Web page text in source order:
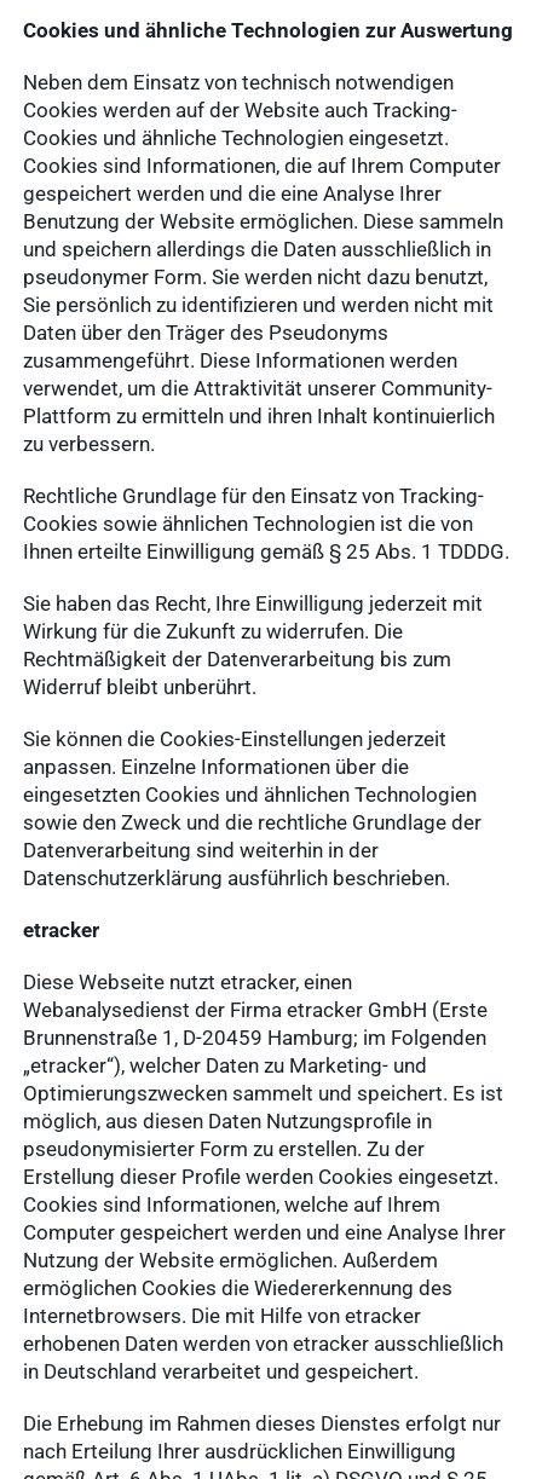
Cookies und ähnliche Technologien zur Auswertung
Neben dem Einsatz von technisch notwendigen
Cookies werden auf der Website auch Tracking-
Cookies und ähnliche Technologien eingesetzt.
Cookies sind Informationen, die auf Ihrem Computer
gespeichert werden und die eine Analyse Ihrer
Benutzung der Website ermöglichen. Diese sammeln
und speichern allerdings die Daten ausschließlich in
pseudonymer Form. Sie werden nicht dazu benutzt,
Sie persönlich zu identifizieren und werden nicht mit
Daten über den Träger des Pseudonyms
zusammengeführt. Diese Informationen werden
verwendet, um die Attraktivität unserer Community-
Plattform zu ermitteln und ihren Inhalt kontinuierlich
zu verbessern.
Rechtliche Grundlage für den Einsatz von Tracking-
Cookies sowie ähnlichen Technologien ist die von
Ihnen erteilte Einwilligung gemäß § 25 Abs. 1 TDDDG.
Sie haben das Recht, Ihre Einwilligung jederzeit mit
Wirkung für die Zukunft zu widerrufen. Die
Rechtmäßigkeit der Datenverarbeitung bis zum
Widerruf bleibt unberührt.
Sie können die Cookies-Einstellungen jederzeit
anpassen. Einzelne Informationen über die
eingesetzten Cookies und ähnlichen Technologien
sowie den Zweck und die rechtliche Grundlage der
Datenverarbeitung sind weiterhin in der
Datenschutzerklärung ausführlich beschrieben.
etracker
Diese Webseite nutzt etracker, einen
Webanalysedienst der Firma etracker GmbH (Erste
Brunnenstraße 1, D-20459 Hamburg; im Folgenden
„etracker“), welcher Daten zu Marketing- und
Optimierungszwecken sammelt und speichert. Es ist
möglich, aus diesen Daten Nutzungsprofile in
pseudonymisierter Form zu erstellen. Zu der
Erstellung dieser Profile werden Cookies eingesetzt.
Cookies sind Informationen, welche auf Ihrem
Computer gespeichert werden und eine Analyse Ihrer
Nutzung der Website ermöglichen. Außerdem
ermöglichen Cookies die Wiedererkennung des
Internetbrowsers. Die mit Hilfe von etracker
erhobenen Daten werden von etracker ausschließlich
in Deutschland verarbeitet und gespeichert.
Die Erhebung im Rahmen dieses Dienstes erfolgt nur
nach Erteilung Ihrer ausdrücklichen Einwilligung